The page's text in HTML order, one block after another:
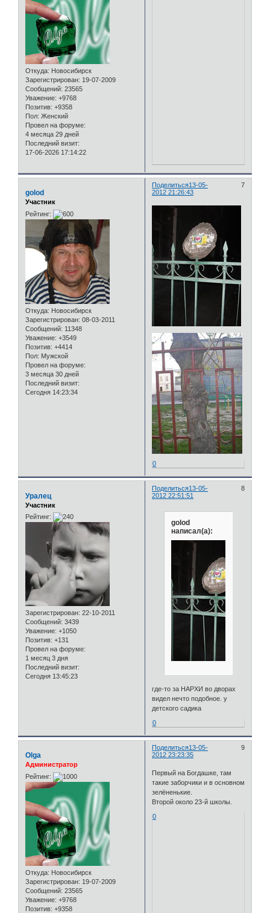
Откуда: Новосибирск
Зарегистрирован: 19-07-2009
Сообщений: 23565
Уважение: +9768
Позитив: +9358
Пол: Женский
Провел на форуме:
4 месяца 29 дней
Последний визит:
17-06-2026 17:14:22
Поделиться 7
13-05-
2012 21:26:43
golod
Участник
Рейтинг:
Откуда: Новосибирск
Зарегистрирован: 08-03-2011
Сообщений: 11348
Уважение: +3549
Позитив: +4414
Пол: Мужской
Провел на форуме:
3 месяца 30 дней
Последний визит:
Сегодня 14:23:34
0
Поделиться 8
13-05-
2012 22:51:51
Уралец
Участник
Рейтинг:
Зарегистрирован: 22-10-2011
Сообщений: 3439
Уважение: +1050
Позитив: +131
Провел на форуме:
1 месяц 3 дня
Последний визит:
Сегодня 13:45:23
golod
написал(а):
где-то за НАРХИ во дворах
видел нечто подобное. у
детского садика
0
Поделиться 9
13-05-
2012 23:23:35
Olga
Администратор
Рейтинг:
Откуда: Новосибирск
Зарегистрирован: 19-07-2009
Сообщений: 23565
Уважение: +9768
Позитив: +9358
Первый на Богдашке, там
такие заборчики и в основном
зелёненькие.
Второй около 23-й школы.
0